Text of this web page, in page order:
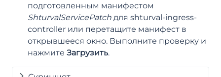
подготовленным манифестом
ShturvalServicePatch для shturval-ingress-
controller или перетащите манифест в
открывшееся окно. Выполните проверку и
нажмите Загрузить.